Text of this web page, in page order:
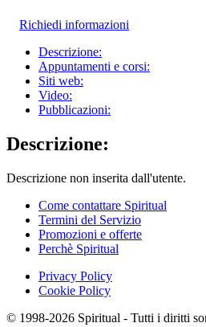
Richiedi informazioni
Descrizione:
Appuntamenti e corsi:
Siti web:
Video:
Pubblicazioni:
Descrizione:
Descrizione non inserita dall'utente.
Come contattare Spiritual
Termini del Servizio
Promozioni e offerte
Perchè Spiritual
Privacy Policy
Cookie Policy
© 1998-2026 Spiritual - Tutti i diritti